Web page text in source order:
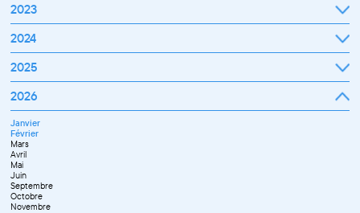
Janvier
Février
Mars
Avril
Juillet
Septembre
Octobre
Novembre
Décembre
2023
Janvier
Février
Mars
Avril
Septembre
Octobre
Novembre
Décembre
2024
Janvier
Février
Mars
Avril
Juin
Juillet
Septembre
Novembre
Décembre
2025
Janvier
Février
Mars
Avril
Mai
Juin
Juillet
Septembre
Octobre
Novembre
Décembre
2026
Janvier
Février
Mars
Avril
Mai
Juin
Septembre
Octobre
Novembre